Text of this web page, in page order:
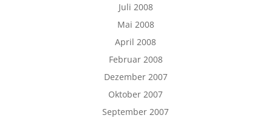
Juli 2008
Mai 2008
April 2008
Februar 2008
Dezember 2007
Oktober 2007
September 2007